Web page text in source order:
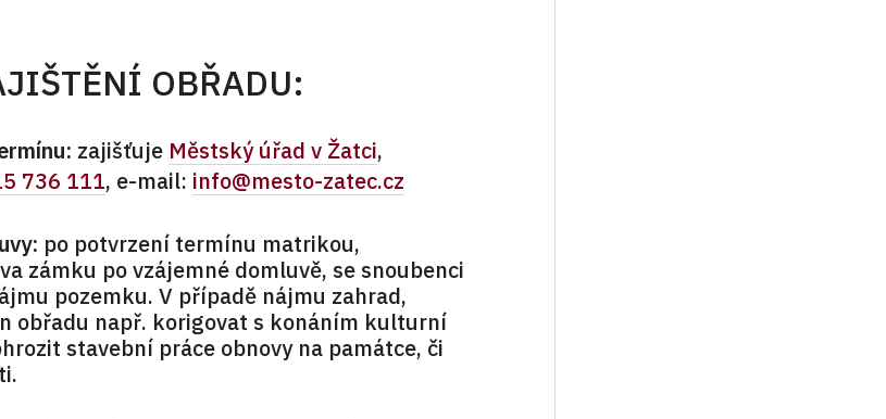
OBŘADU:
zajišťuje Městský úřad v Žatci,
736 111, e-mail: info@mesto-zatec.cz
po potvrzení termínu matrikou,
zámku po vzájemné domluvě, se snoubenci
pozemku. V případě nájmu zahrad,
obřadu např. korigovat s konáním kulturní
stavební práce obnovy na památce, či